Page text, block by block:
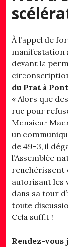
À l’appel de
manifestation
devant la
du Prat à
« Alors que
rue pour
Monsieur
un
de 49-3, il
l’Assemblée
renchérissent
autorisant les
dans sa tour
toute
Cela suffit !
Rendez-vous